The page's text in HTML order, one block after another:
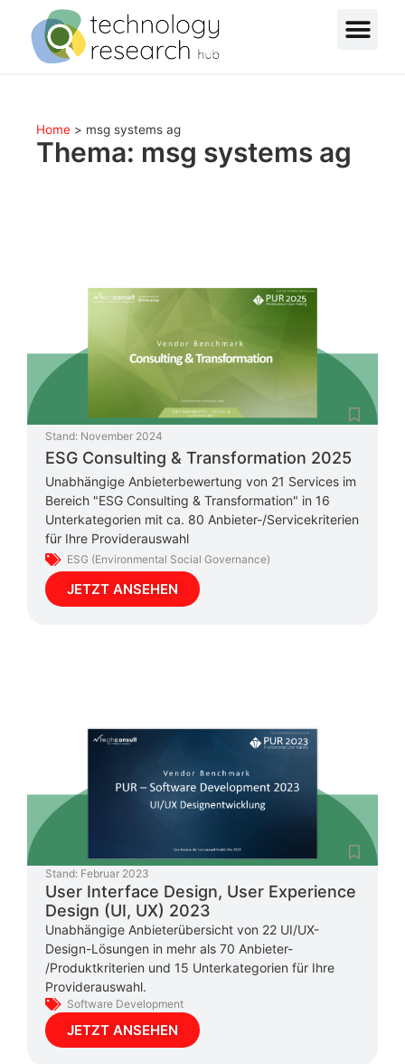
Home > msg systems ag
Thema: msg systems ag
Stand: November 2024
ESG Consulting & Transformation 2025
Unabhängige Anbieterbewertung von 21 Services im
Bereich "ESG Consulting & Transformation" in 16
Unterkategorien mit ca. 80 Anbieter-/Servicekriterien
für Ihre Providerauswahl
ESG (Environmental Social Governance)
JETZT ANSEHEN
Stand: Februar 2023
User Interface Design, User Experience
Design (UI, UX) 2023
Unabhängige Anbieterübersicht von 22 UI/UX-
Design-Lösungen in mehr als 70 Anbieter-
/Produktkriterien und 15 Unterkategorien für Ihre
Providerauswahl.
Software Development
JETZT ANSEHEN